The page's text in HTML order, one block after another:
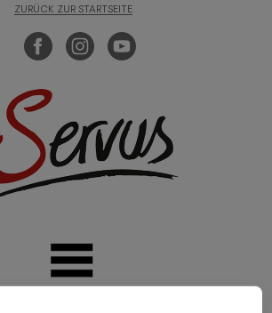
ZURÜCK ZUR STARTSEITE